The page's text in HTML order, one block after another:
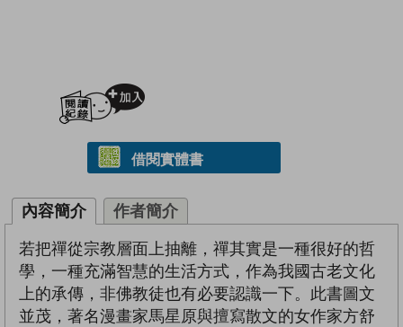
借閱實體書
內容簡介 作者簡介
若把禪從宗教層面上抽離，禪其實是一種很好的哲
學，一種充滿智慧的生活方式，作為我國古老文化
上的承傳，非佛教徒也有必要認識一下。此書圖文
並茂，著名漫畫家馬星原與擅寫散文的女作家方舒